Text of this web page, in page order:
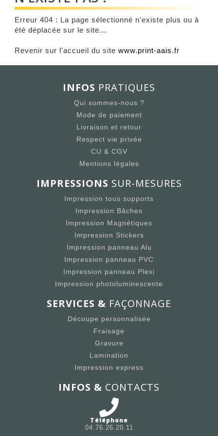
Erreur 404 : La page sélectionné n'existe plus ou à
été déplacée sur le site...
Revenir sur l'accueil du site www.print-aais.fr
INFOS PRATIQUES
Qui sommes-nous ?
Mode de paiement
Livraison et retour
Respect vie privée
CU & CGV
Mentions légales
IMPRESSIONS SUR-MESURES
Impression tous supports
Impression Bâches
Impression Magnétiques
Impression Stickers
Impression panneau Alu
Impression panneau PVC
Impression panneau Plexi
Impression photoluminescente
SERVICES & FAÇONNAGE
Découpe personnalisée
Fraisage
Gravure
Lamination
Impression express
INFOS & CONTACTS
Téléphone
04.76.26.20.11